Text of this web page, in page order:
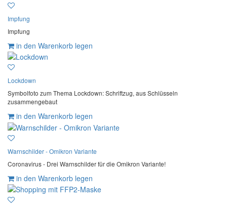
Impfung
Impfung
in den Warenkorb legen
Lockdown
Symbolfoto zum Thema Lockdown: Schriftzug, aus Schlüsseln
zusammengebaut
in den Warenkorb legen
Warnschilder - Omikron Variante
Coronavirus - Drei Warnschilder für die Omikron Variante!
in den Warenkorb legen